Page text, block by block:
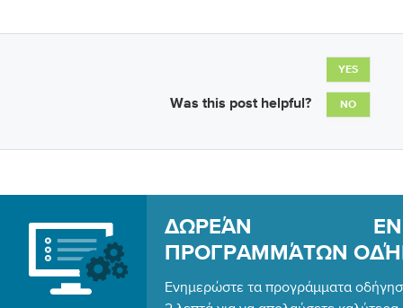
Was this post helpful?
YES
NO
ΔΩΡΕΆΝ
ΠΡΟΓΡΑΜΜΆΤΩΝ
Ενημερώστε τα προγράμματα